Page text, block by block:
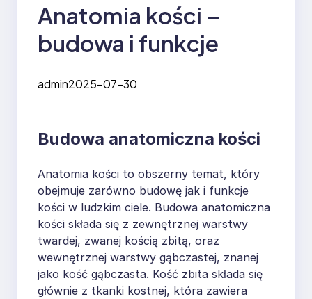
Anatomia kości –
budowa i funkcje
admin2025-07-30
Budowa anatomiczna kości
Anatomia kości to obszerny temat, który
obejmuje zarówno budowę jak i funkcje
kości w ludzkim ciele. Budowa anatomiczna
kości składa się z zewnętrznej warstwy
twardej, zwanej kością zbitą, oraz
wewnętrznej warstwy gąbczastej, znanej
jako kość gąbczasta. Kość zbita składa się
głównie z tkanki kostnej, która zawiera